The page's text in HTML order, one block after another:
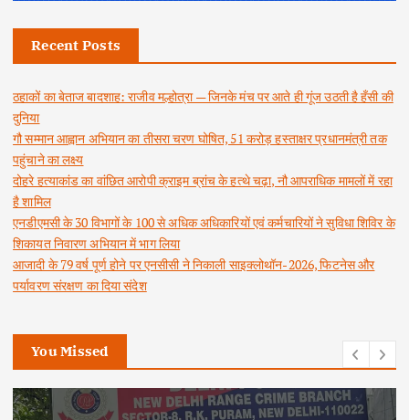
Recent Posts
ठहाकों का बेताज बादशाह: राजीव मल्होत्रा — जिनके मंच पर आते ही गूंज उठती है हँसी की
दुनिया
गौ सम्मान आह्वान अभियान का तीसरा चरण घोषित, 51 करोड़ हस्ताक्षर प्रधानमंत्री तक
पहुंचाने का लक्ष्य
दोहरे हत्याकांड का वांछित आरोपी क्राइम ब्रांच के हत्थे चढ़ा, नौ आपराधिक मामलों में रहा
है शामिल
एनडीएमसी के 30 विभागों के 100 से अधिक अधिकारियों एवं कर्मचारियों ने सुविधा शिविर के
शिकायत निवारण अभियान में भाग लिया
आजादी के 79 वर्ष पूर्ण होने पर एनसीसी ने निकाली साइक्लोथॉन-2026, फिटनेस और
पर्यावरण संरक्षण का दिया संदेश
You Missed